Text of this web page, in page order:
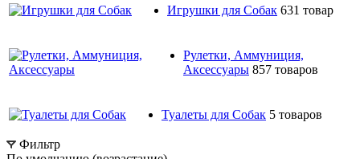
Игрушки для Собак 631 товар
Рулетки, Аммуниция,
Аксессуары 857 товаров
Туалеты для Собак 5 товаров
Фильтр